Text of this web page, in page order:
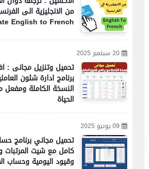
من الانجليزية الى
English to French
20 سبتمبر 2025
تحميل وتنزيل مجانى :
النسخة الكاملة
الحياة
09 يونيو 2025
تحميل مجاني برنامج
كامل مع شيت المرتبات
وقيود اليومية وحساب